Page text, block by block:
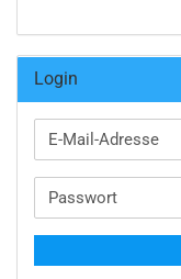
Login
E-
Mail-
Passwort